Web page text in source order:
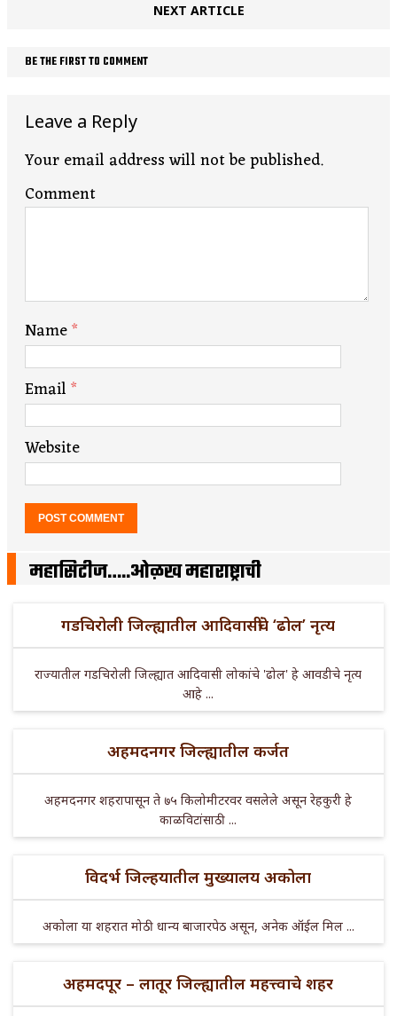
NEXT ARTICLE
BE THE FIRST TO COMMENT
Leave a Reply
Your email address will not be published.
Comment
Name*
Email*
Website
महासिटीज…..ओळख महाराष्ट्राची
गडचिरोली जिल्ह्यातील आदिवासींचे ‘ढोल’ नृत्य
राज्यातील गडचिरोली जिल्ह्यात आदिवासी लोकांचे 'ढोल' हे आवडीचे नृत्य
आहे ...
अहमदनगर जिल्ह्यातील कर्जत
अहमदनगर शहरापासून ते ७५ किलोमीटरवर वसलेले असून रेहकुरी हे
काळविटांसाठी ...
विदर्भ जिल्हयातील मुख्यालय अकोला
अकोला या शहरात मोठी धान्य बाजारपेठ असून, अनेक ऑईल मिल ...
अहमदपूर – लातूर जिल्ह्यातील महत्त्वाचे शहर